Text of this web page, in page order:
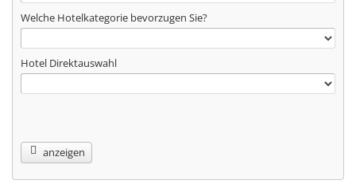
Welche Hotelkategorie bevorzugen Sie?
Hotel Direktauswahl
anzeigen